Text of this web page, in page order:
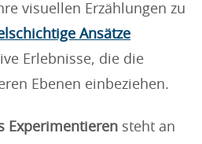
visuellen Erzählungen zu
Ansätze
Erlebnisse, die die
Ebenen einbeziehen.
Experimentieren steht an